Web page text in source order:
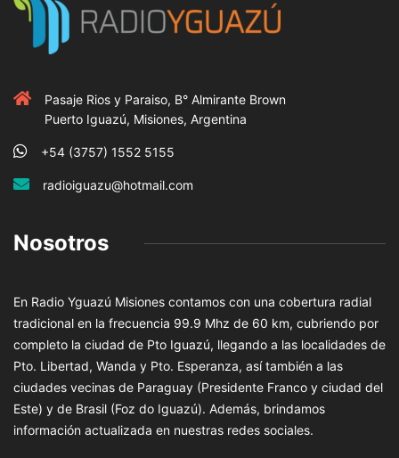
Pasaje Rios y Paraiso, B° Almirante Brown
Puerto Iguazú, Misiones, Argentina
+54 (3757) 1552 5155
radioiguazu@hotmail.com
Nosotros
En Radio Yguazú Misiones contamos con una cobertura radial
tradicional en la frecuencia 99.9 Mhz de 60 km, cubriendo por
completo la ciudad de Pto Iguazú, llegando a las localidades de
Pto. Libertad, Wanda y Pto. Esperanza, así también a las
ciudades vecinas de Paraguay (Presidente Franco y ciudad del
Este) y de Brasil (Foz do Iguazú). Además, brindamos
información actualizada en nuestras redes sociales.